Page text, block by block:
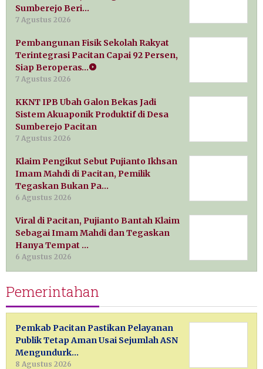
Sumberejo Beri…
7 Agustus 2026
Pembangunan Fisik Sekolah Rakyat
Terintegrasi Pacitan Capai 92 Persen,
Siap Beroperas…
7 Agustus 2026
KKNT IPB Ubah Galon Bekas Jadi
Sistem Akuaponik Produktif di Desa
Sumberejo Pacitan
7 Agustus 2026
Klaim Pengikut Sebut Pujianto Ikhsan
Imam Mahdi di Pacitan, Pemilik
Tegaskan Bukan Pa…
6 Agustus 2026
Viral di Pacitan, Pujianto Bantah Klaim
Sebagai Imam Mahdi dan Tegaskan
Hanya Tempat …
6 Agustus 2026
Pemerintahan
Pemkab Pacitan Pastikan Pelayanan
Publik Tetap Aman Usai Sejumlah ASN
Mengundurk…
8 Agustus 2026